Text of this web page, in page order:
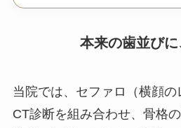
本来の歯並びに
当院では、セファロ（横顔の
CT診断を組み合わせ、骨格